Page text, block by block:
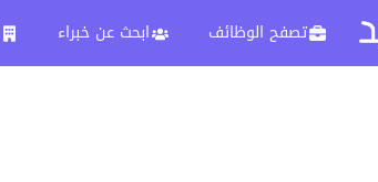
تصفح الوظائف ابحث عن خبراء